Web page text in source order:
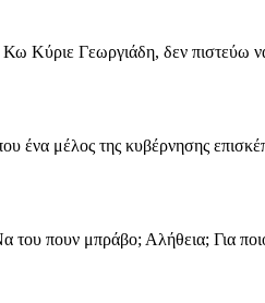
Κω Κύριε Γεωργιάδη, δεν
ένα μέλος της κυβέρνησης
του πουν μπράβο; Αλήθεια; Για